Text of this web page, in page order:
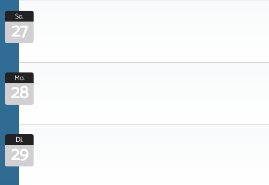
So.
27
Mo.
28
Di.
29